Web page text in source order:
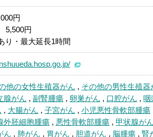
円
5,500円
り・最大延長1時間
他の女性生殖器がん , その他の男性生殖器
腺がん , 副腎腫瘍 , 卵巣がん , 口腔がん , 咽
, 大腸がん , 子宮がん , 小児悪性骨軟部腫瘍
外胚細胞腫瘍 , 悪性骨軟部腫瘍 , 甲状腺がん
ん , 肺がん , 胃がん , 胆道がん , 脳腫瘍 , 腎